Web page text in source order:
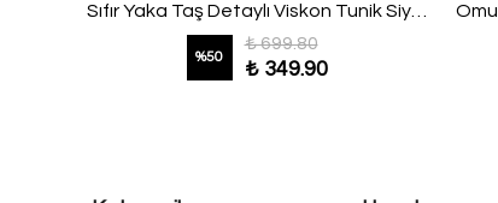
Sıfır Yaka Taş Detaylı Viskon Tunik Siyah
%50
₺ 699.80
₺ 349.90